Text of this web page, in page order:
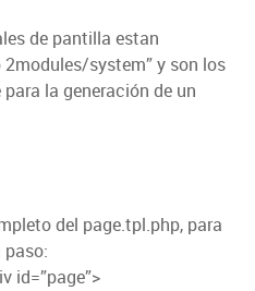
de pantilla estan
system” y son los
la generación de un
del page.tpl.php, para
id=”page”>